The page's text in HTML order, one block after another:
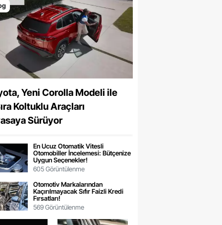
Yeni Corolla Modeli ile
Koltuklu Araçları
Sürüyor
En Ucuz Otomatik Vitesli
Otomobiller İncelemesi: Bütçenize
Uygun Seçenekler!
605 Görüntülenme
Otomotiv Markalarından
Kaçırılmayacak Sıfır Faizli Kredi
Fırsatları!
569 Görüntülenme